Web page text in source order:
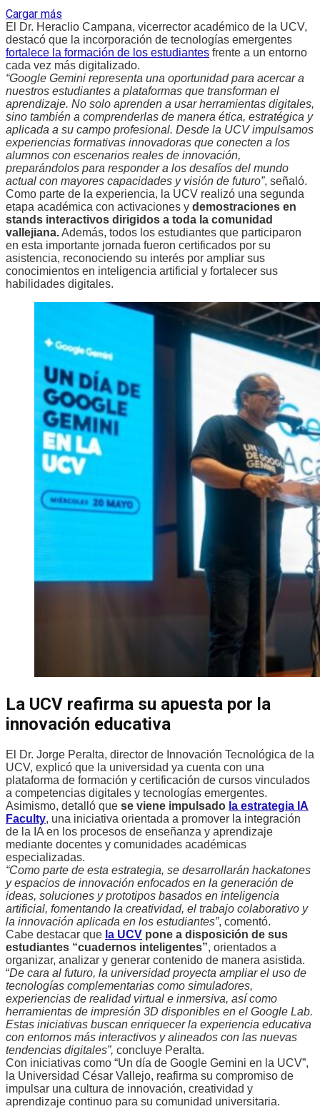
Cargar más
El Dr. Heraclio Campana, vicerrector académico de la UCV,
destacó que la incorporación de tecnologías emergentes
fortalece la formación de los estudiantes frente a un entorno
cada vez más digitalizado.
“Google Gemini representa una oportunidad para acercar a
nuestros estudiantes a plataformas que transforman el
aprendizaje. No solo aprenden a usar herramientas digitales,
sino también a comprenderlas de manera ética, estratégica y
aplicada a su campo profesional. Desde la UCV impulsamos
experiencias formativas innovadoras que conecten a los
alumnos con escenarios reales de innovación,
preparándolos para responder a los desafíos del mundo
actual con mayores capacidades y visión de futuro”, señaló.
Como parte de la experiencia, la UCV realizó una segunda
etapa académica con activaciones y demostraciones en
stands interactivos dirigidos a toda la comunidad
vallejiana.Además, todos los estudiantes que participaron
en esta importante jornada fueron certificados por su
asistencia, reconociendo su interés por ampliar sus
conocimientos en inteligencia artificial y fortalecer sus
habilidades digitales.
La UCV reafirma su apuesta por la
innovación educativa
El Dr. Jorge Peralta, director de Innovación Tecnológica de la
UCV, explicó que la universidad ya cuenta con una
plataforma de formación y certificación de cursos vinculados
a competencias digitales y tecnologías emergentes.
Asimismo, detalló que se viene impulsado la estrategia IA
Faculty, una iniciativa orientada a promover la integración
de la IA en los procesos de enseñanza y aprendizaje
mediante docentes y comunidades académicas
especializadas.
“Como parte de esta estrategia, se desarrollarán hackatones
y espacios de innovación enfocados en la generación de
ideas, soluciones y prototipos basados en inteligencia
artificial, fomentando la creatividad, el trabajo colaborativo y
la innovación aplicada en los estudiantes”, comentó.
Cabe destacar que la UCV pone a disposición de sus
estudiantes “cuadernos inteligentes”, orientados a
organizar, analizar y generar contenido de manera asistida.
“De cara al futuro, la universidad proyecta ampliar el uso de
tecnologías complementarias como simuladores,
experiencias de realidad virtual e inmersiva, así como
herramientas de impresión 3D disponibles en el Google Lab.
Estas iniciativas buscan enriquecer la experiencia educativa
con entornos más interactivos y alineados con las nuevas
tendencias digitales”, concluye Peralta.
Con iniciativas como “Un día de Google Gemini en la UCV”,
la Universidad César Vallejo, reafirma su compromiso de
impulsar una cultura de innovación, creatividad y
aprendizaje continuo para su comunidad universitaria.